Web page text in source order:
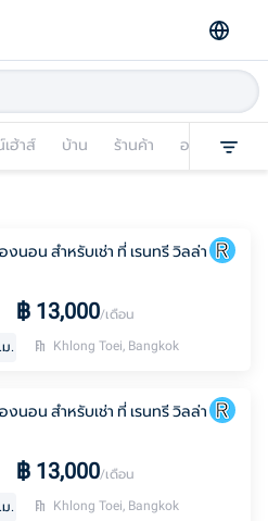
เฮ้าส์ บ้าน ร้านค้า อาคารพาณิช
งนอน สำหรับเช่า ที่ เรนทรี วิลล่า
฿ 13,000/เดือน
. Khlong Toei, Bangkok
งนอน สำหรับเช่า ที่ เรนทรี วิลล่า
฿ 13,000/เดือน
. Khlong Toei, Bangkok